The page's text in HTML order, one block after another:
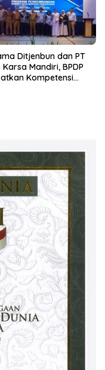
Ditjenbun dan PT
Mandiri, BPDP
Kompetensi